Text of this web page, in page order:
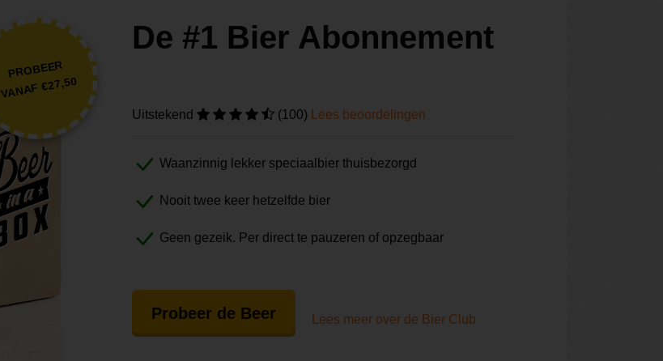
PROBEER
VANAF €27,50
De #1 Bier Abonnement
Uitstekend (100) Lees beoordelingen
Waanzinnig lekker speciaalbier thuisbezorgd
Nooit twee keer hetzelfde bier
Geen gezeik. Per direct te pauzeren of opzegbaar
Probeer de Beer Lees meer over de Bier Club